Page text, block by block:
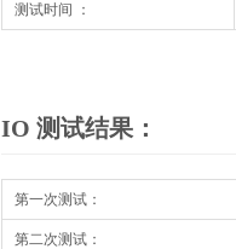
测试时间 ：
IO 测试结果：
第一次测试：
第二次测试：